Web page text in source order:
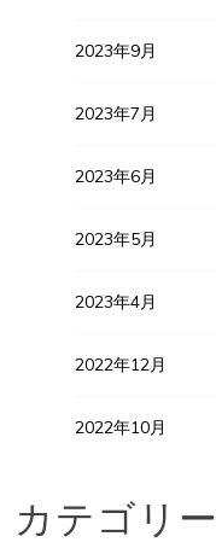
2023年9月
2023年7月
2023年6月
2023年5月
2023年4月
2022年12月
2022年10月
カテゴリー